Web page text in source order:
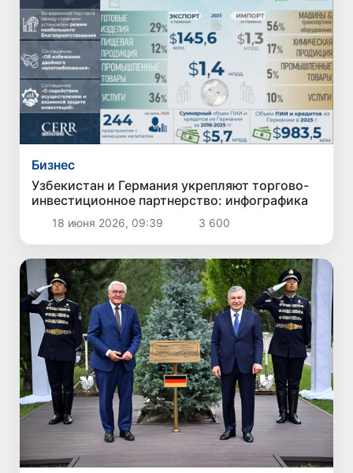
Бизнес
Узбекистан и Германия укрепляют торгово-
инвестиционное партнерство: инфографика
18 июня 2026, 09:39 3 600